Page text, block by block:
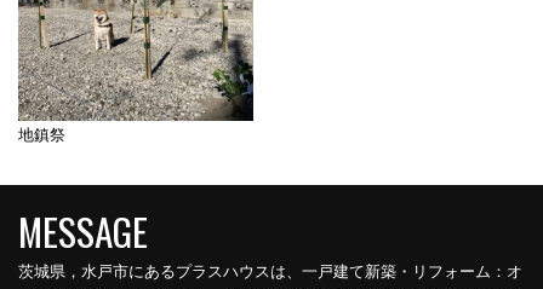
地鎮祭
茨城県，水戸市にあるプラスハウスは、一戸建て新築・リフォーム：オ